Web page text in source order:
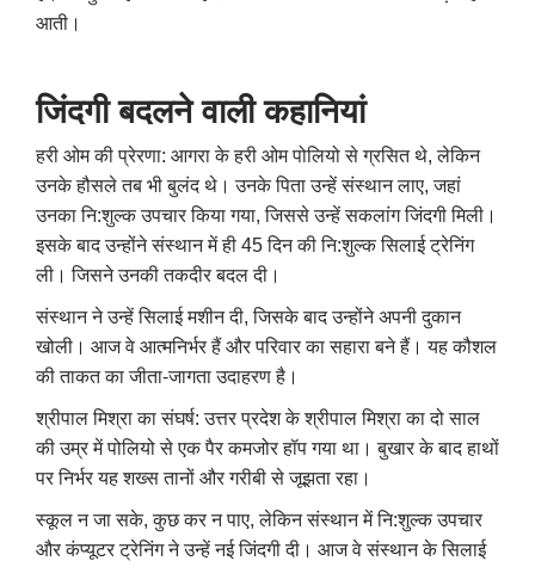
आती।
जिंदगी बदलने वाली कहानियां
हरी ओम की प्रेरणा: आगरा के हरी ओम पोलियो से ग्रसित थे,लेकिन
उनके हौसले तब भी बुलंद थे। उनके पिता उन्हें संस्थान लाए,जहां
उनका नि:शुल्क उपचार किया गया,जिससे उन्हें सकलांग जिंदगी मिली।
इसके बाद उन्होंने संस्थान में ही 45 दिन की नि:शुल्क सिलाई ट्रेनिंग
ली। जिसने उनकी तकदीर बदल दी।
संस्थान ने उन्हें सिलाई मशीन दी,जिसके बाद उन्होंने अपनी दुकान
खोली। आज वे आत्मनिर्भर हैं और परिवार का सहारा बने हैं। यह कौशल
की ताकत का जीता-जागता उदाहरण है।
श्रीपाल मिश्रा का संघर्ष: उत्तर प्रदेश के श्रीपाल मिश्रा का दो साल
की उम्र में पोलियो से एक पैर कमजोर हॉप गया था। बुखार के बाद हाथों
पर निर्भर यह शख्स तानों और गरीबी से जूझता रहा।
स्कूल न जा सके,कुछ कर न पाए,लेकिन संस्थान में नि:शुल्क उपचार
और कंप्यूटर ट्रेनिंग ने उन्हें नई जिंदगी दी। आज वे संस्थान के सिलाई